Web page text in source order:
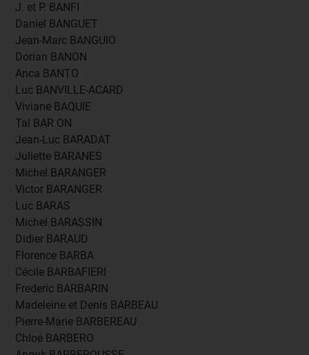
J. et P. BANFI
Daniel BANGUET
Jean-Marc BANGUIO
Dorian BANON
Anca BANTO
Luc BANVILLE-ACARD
Viviane BAQUIE
Tal BAR ON
Jean-Luc BARADAT
Juliette BARANES
Michel BARANGER
Victor BARANGER
Luc BARAS
Michel BARASSIN
Didier BARAUD
Florence BARBA
Cécile BARBAFIERI
Frederic BARBARIN
Madeleine et Denis BARBEAU
Pierre-Marie BARBEREAU
Chloé BARBERO